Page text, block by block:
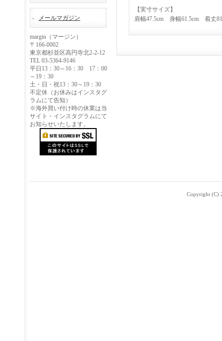
メールマガジン
margin（マージン）
〒166-0002
東京都杉並区高円寺北2-2-12
TEL 03-5364-9146
平日13：30～16：30 17：00
～19：30
土・日・祝13：30～19：30
不定休（お休みはインスタグ
ラムにて告知）
※海外買い付け時の休業は当
サイト・インスタグラムにて
お知らせいたします。
【実寸サイズ】
肩幅47.5cm 身幅61.5cm 着丈
Copyright (C)